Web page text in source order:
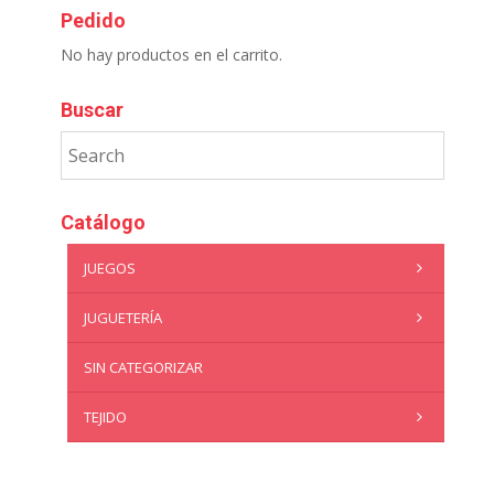
cantidad
Pedido
No hay productos en el carrito.
Buscar
Catálogo
JUEGOS
JUGUETERÍA
SIN CATEGORIZAR
TEJIDO